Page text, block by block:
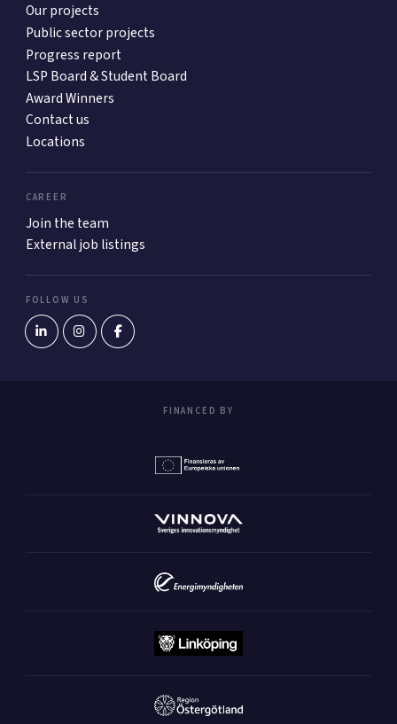
Our projects
Public sector projects
Progress report
LSP Board & Student Board
Award Winners
Contact us
Locations
CAREER
Join the team
External job listings
FOLLOW US
FINANCED BY